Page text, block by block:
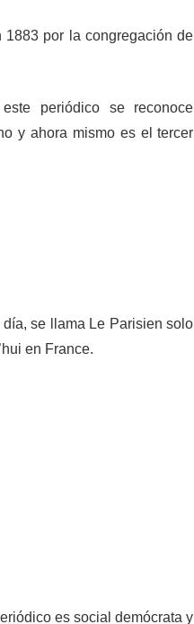
por la congregación de
periódico se reconoce
y ahora mismo es el tercer
se llama Le Parisien solo
en France.
es social demócrata y